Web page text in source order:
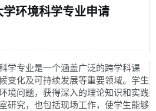
环境科学专业申请
学专业是一个涵盖广泛的跨学科课
变化及可持续发展等重要领域。学生
境问题，获得深入的理论知识和实践
研究，也包括现场工作，使学生能够